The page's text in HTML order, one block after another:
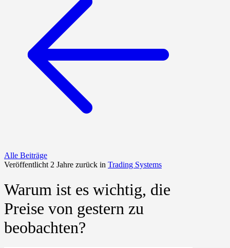
Alle Beiträge
Veröffentlicht 2 Jahre zurück in Trading Systems
Warum ist es wichtig, die
Preise von gestern zu
beobachten?